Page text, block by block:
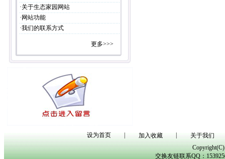
·关于生态家园网站
· 网站功能
·我们的联系方式
更多>>>
设为首页 加入收藏
关于我们
交换友链联系QQ：